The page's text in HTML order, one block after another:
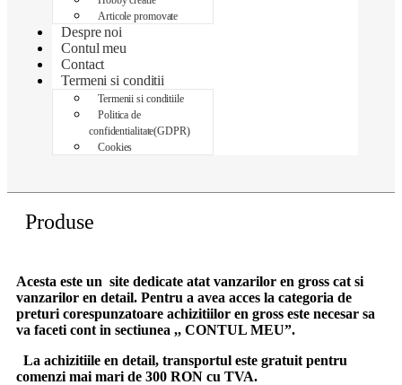
Articole promovate
Despre noi
Contul meu
Contact
Termeni si conditii
Termenii si conditiile
Politica de
confidentialitate(GDPR)
Cookies
Produse
Acesta este un site dedicate atat vanzarilor en gross cat si
vanzarilor en detail. Pentru a avea acces la categoria de
preturi corespunzatoare achizitiilor en gross este necesar sa
va faceti cont in sectiunea ,, CONTUL MEU”.
La achizitiile en detail, transportul este gratuit pentru
comenzi mai mari de 300 RON cu TVA.